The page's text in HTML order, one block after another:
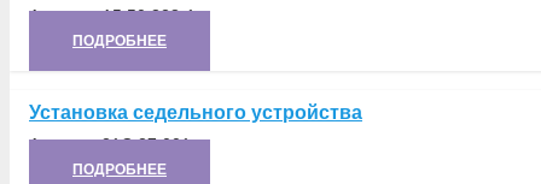
Артикул:А5.50.328-1
ПОДРОБНЕЕ
Установка седельного устройства
Артикул:21С.27.001
ПОДРОБНЕЕ